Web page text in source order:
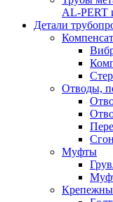
AL-PERT
Детали
Отводы,
Муфты